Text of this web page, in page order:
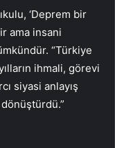
‘Deprem bir
ama insani
“Türkiye
ihmali, görevi
siyasi anlayış